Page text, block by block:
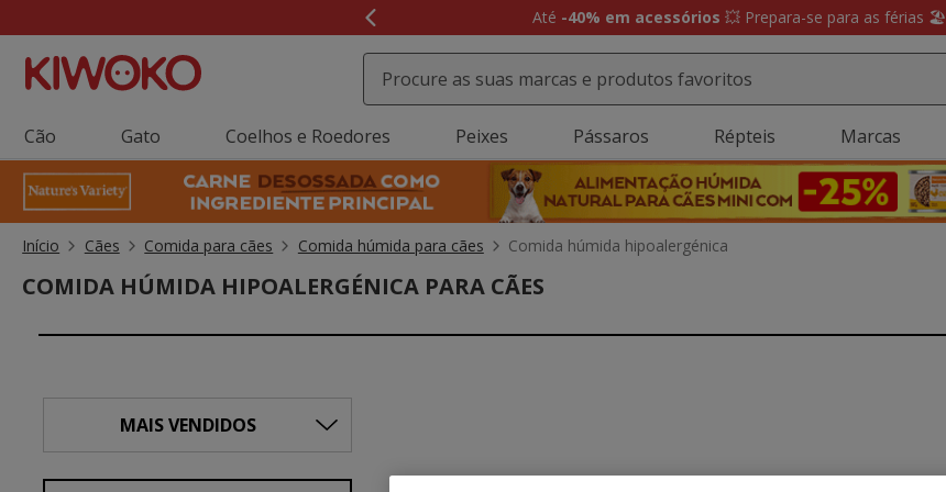
de
3,
mensagem,
Até -40% em acessórios 💥 Prepara-se para as férias 🏖️
Cão Gato Coelhos e Roedores Peixes Pássaros Répteis Marcas
Início Cães Comida para cães Comida húmida para cães Comida húmida hipoalergénica
COMIDA HÚMIDA HIPOALERGÉNICA PARA CÃES